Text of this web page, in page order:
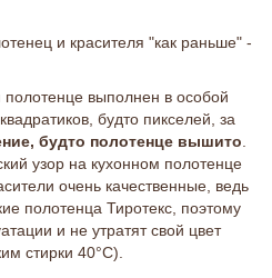
и красителя "как раньше" -
полотенце выполнен в особой
будто пикселей, за
будто полотенце вышито
узор на кухонном полотенце
очень качественные, ведь
полотенца Тиротекс, поэтому
и не утратят свой цвет
стирки 40°C).